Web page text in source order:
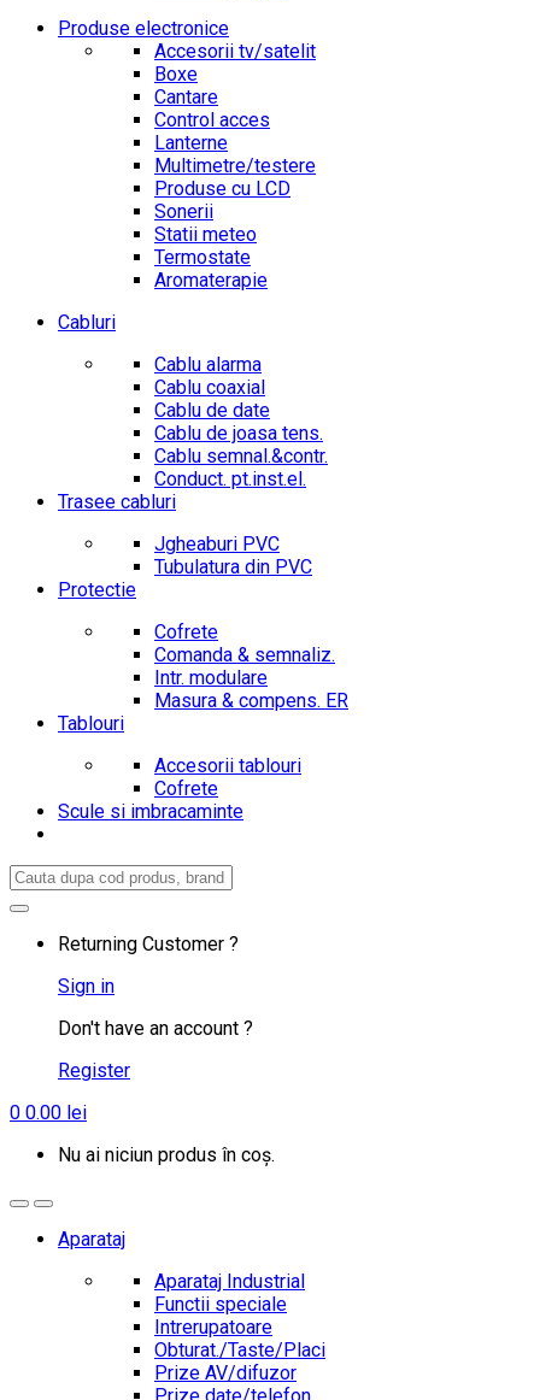
Produse electronice
Accesorii tv/satelit
Boxe
Cantare
Control acces
Lanterne
Multimetre/testere
Produse cu LCD
Sonerii
Statii meteo
Termostate
Aromaterapie
Cabluri
Cablu alarma
Cablu coaxial
Cablu de date
Cablu de joasa tens.
Cablu semnal.&contr.
Conduct. pt.inst.el.
Trasee cabluri
Jgheaburi PVC
Tubulatura din PVC
Protectie
Cofrete
Comanda & semnaliz.
Intr. modulare
Masura & compens. ER
Tablouri
Accesorii tablouri
Cofrete
Scule si imbracaminte
Search
Returning Customer ?
Sign in
Don't have an account ?
Register
0 0.00 lei
Nu ai niciun produs în coș.
Aparataj
Aparataj Industrial
Functii speciale
Intrerupatoare
Obturat./Taste/Placi
Prize AV/difuzor